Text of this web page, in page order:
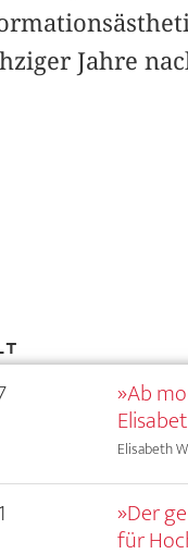
Jahre
»Ab
Elisabeth
»Der
für